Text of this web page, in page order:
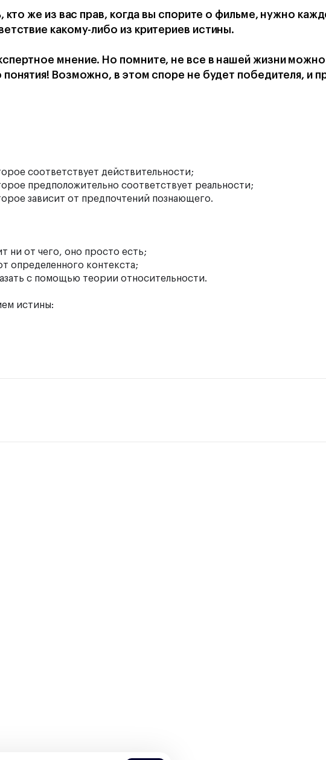
кто же из вас прав, когда вы спорите о фильме, нужно
какому-либо из критериев истины.
мнение. Но помните, не все в нашей жизни можно
Возможно, в этом споре не будет победителя, и
соответствует действительности;
предположительно соответствует реальности;
зависит от предпочтений познающего.
ни от чего, оно просто есть;
определенного контекста;
с помощью теории относительности.
истины: